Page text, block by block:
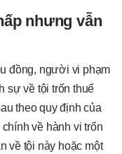
nhưng vẫn
đồng, người vi phạm
sự về tội trốn thuế
theo quy định của
về hành vi trốn
về tội này hoặc một